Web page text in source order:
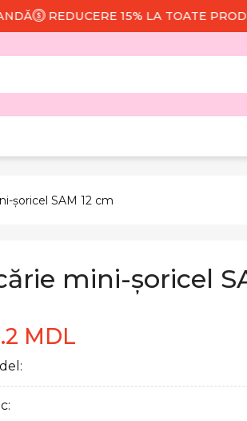
REDUCERE 15% LA TOATE PRODUSELE
șoricel SAM 12 cm
mini-șoricel
MDL